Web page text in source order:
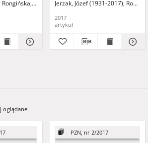
Rongińska, Tatiana - red.Jerzak, Józef (1931-2017)
2017
artykuł
oglądane
PZN, nr 2/2017